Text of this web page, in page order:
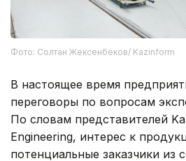
Фото: Солтан Жексенбеков/ Kazinform
В настоящее время
переговоры по вопросам
По словам представителей
Engineering, интерес к
потенциальные заказчики из